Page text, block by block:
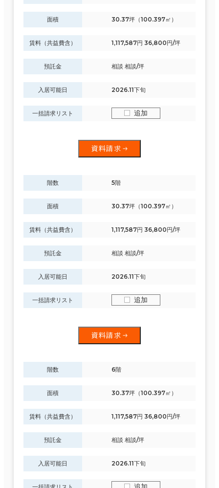
面積 30.37坪（100.397㎡）
賃料（共益費含） 1,117,587円 36,800円/坪
預託金 相談 相談/坪
入居可能日 2026.11下旬
一括請求リスト 追加
資料請求
階数 5階
面積 30.37坪（100.397㎡）
賃料（共益費含） 1,117,587円 36,800円/坪
預託金 相談 相談/坪
入居可能日 2026.11下旬
一括請求リスト 追加
資料請求
階数 6階
面積 30.37坪（100.397㎡）
賃料（共益費含） 1,117,587円 36,800円/坪
預託金 相談 相談/坪
入居可能日 2026.11下旬